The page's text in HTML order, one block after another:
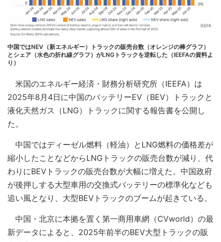
中国ではNEV（新エネルギー）トラックの販売台数（オレンジの棒グラフ）
とシェア（水色の折れ線グラフ）がLNGトラックを逆転した（IEEFAの資料よ
り）
米国のエネルギー経済・財務分析研究所（IEEFA）は
2025年8月4日に中国のバッテリーEV（BEV）トラックと
液化天然ガス（LNG）トラックに関する報告書を公開し
た。
中国ではディーゼル燃料（軽油）とLNG燃料の価格差が
縮小したことなどからLNGトラックの販売台数が減り、代
わりにBEVトラックの販売台数が大幅に増えた。中国政府
が後押しする大型車用の交換式バッテリーの標準化なども
追い風となり、大型BEVトラックのブームが起きている。
中国・北京に本拠を置く第一商用車網（CVworld）の最
新データによると、2025年前半のBEV大型トラックの販